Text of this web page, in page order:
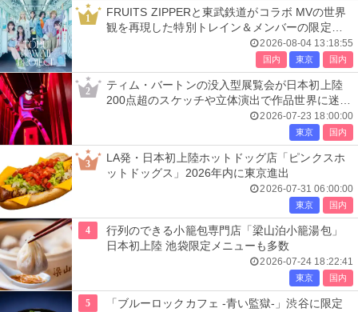
1
FRUITS ZIPPERと東武鉄道がコラボ MVの世界
観を再現した特別トレイン＆メンバーの限定ア
2026-08-04 13:18:55
国内 東京 国内
2
ティム・バートンの没入型展覧会が日本初上陸
200点超のスケッチや立体演出で作品世界に迷い
2026-07-23 18:00:00
東京 国内
3
LA発・日本初上陸ホットドッグ店「ピンクスホ
ットドッグス」2026年内に東京進出
2026-07-31 06:00:00
東京 国内
4
行列のできる小籠包専門店「梁山泊小籠湯包」
日本初上陸 池袋限定メニューも多数
2026-07-24 18:22:41
東京 国内
5
「ブルーロックカフェ -青い監獄-」渋谷に限定